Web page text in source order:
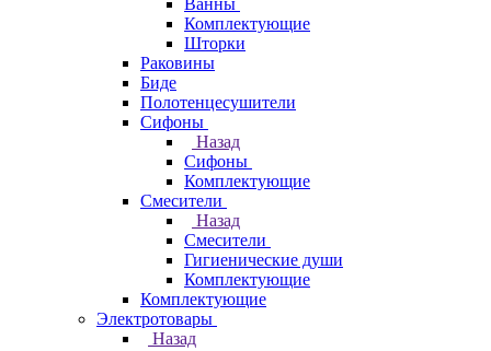
Ванны
Комплектующие
Шторки
Раковины
Биде
Полотенцесушители
Сифоны
Назад
Сифоны
Комплектующие
Смесители
Назад
Смесители
Гигиенические души
Комплектующие
Комплектующие
Электротовары
Назад